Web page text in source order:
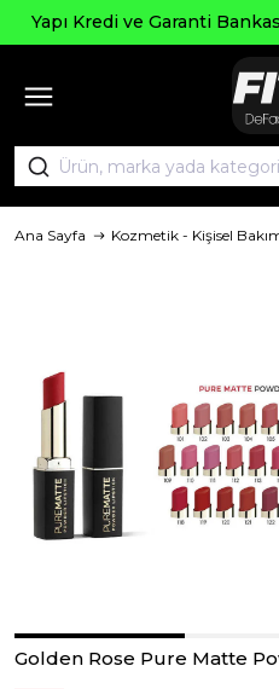
Yapı Kredi ve Garanti
Ana Sayfa Kozmetik - Kişisel
Golden Rose Pure Matte